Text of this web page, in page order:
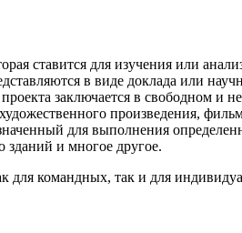
ставится для изучения или
в виде доклада или
заключается в свободном и
произведения,
для выполнения
зданий и многое другое.
для командных, так и для